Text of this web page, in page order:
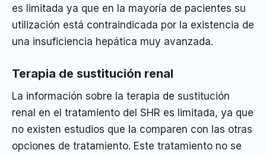
es limitada ya que en la mayoría de pacientes su
utilización está contraindicada por la existencia de
una insuficiencia hepática muy avanzada.
Terapia de sustitución renal
La información sobre la terapia de sustitución
renal en el tratamiento del SHR es limitada, ya que
no existen estudios que la comparen con las otras
opciones de tratamiento. Este tratamiento no se